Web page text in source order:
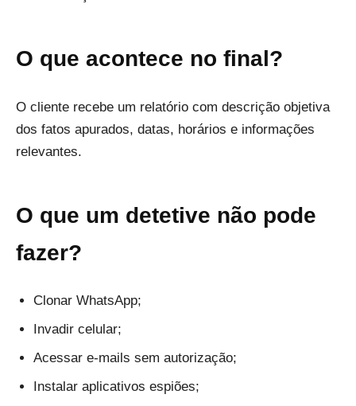
O que acontece no final?
O cliente recebe um relatório com descrição objetiva
dos fatos apurados, datas, horários e informações
relevantes.
O que um detetive não pode
fazer?
Clonar WhatsApp;
Invadir celular;
Acessar e-mails sem autorização;
Instalar aplicativos espiões;